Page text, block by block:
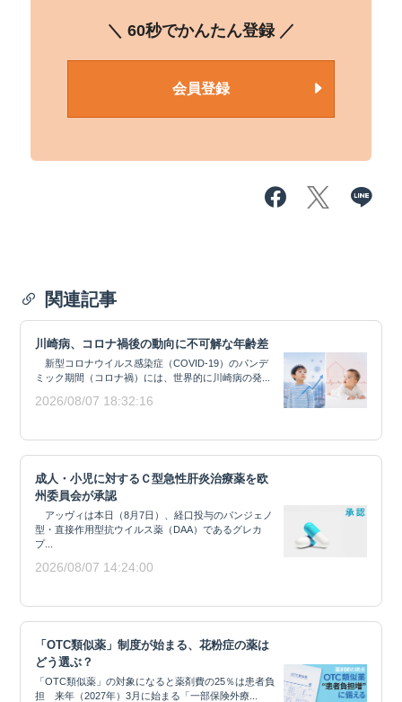
＼ 60秒でかんたん登録 ／
会員登録
関連記事
川崎病、コロナ禍後の動向に不可解な年齢差
新型コロナウイルス感染症（COVID-19）のパンデ
ミック期間（コロナ禍）には、世界的に川崎病の発...
2026/08/07 18:32:16
成人・小児に対するＣ型急性肝炎治療薬を欧
州委員会が承認
アッヴィは本日（8月7日）、経口投与のパンジェノ
型・直接作用型抗ウイルス薬（DAA）であるグレカ
プ...
2026/08/07 14:24:00
「OTC類似薬」制度が始まる、花粉症の薬は
どう選ぶ？
「OTC類似薬」の対象になると薬剤費の25％は患者負
担 来年（2027年）3月に始まる「一部保険外療...